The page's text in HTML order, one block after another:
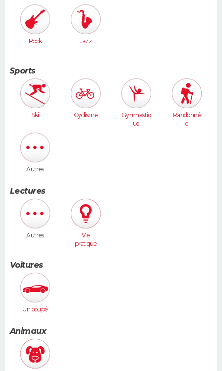
Rock Jazz
Sports
Ski Cyclisme
Gymnastiq
ue
Randonné
e
Autres
Lectures
Autres
Vie
pratique
Voitures
Un coupé
Animaux